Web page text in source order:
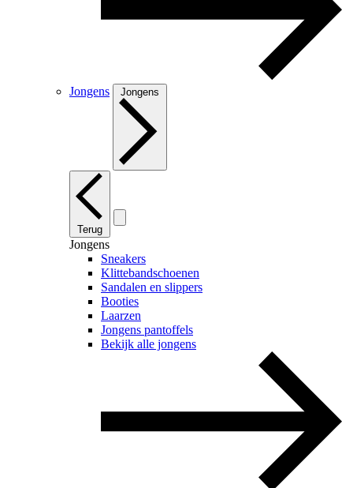
Jongens Jongens
Terug
Jongens
Sneakers
Klittebandschoenen
Sandalen en slippers
Booties
Laarzen
Jongens pantoffels
Bekijk alle jongens